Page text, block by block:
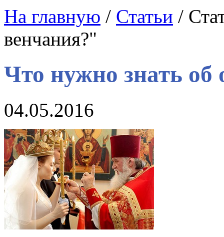
На главную / Статьи /
венчания?"
Что нужно знать об
04.05.2016